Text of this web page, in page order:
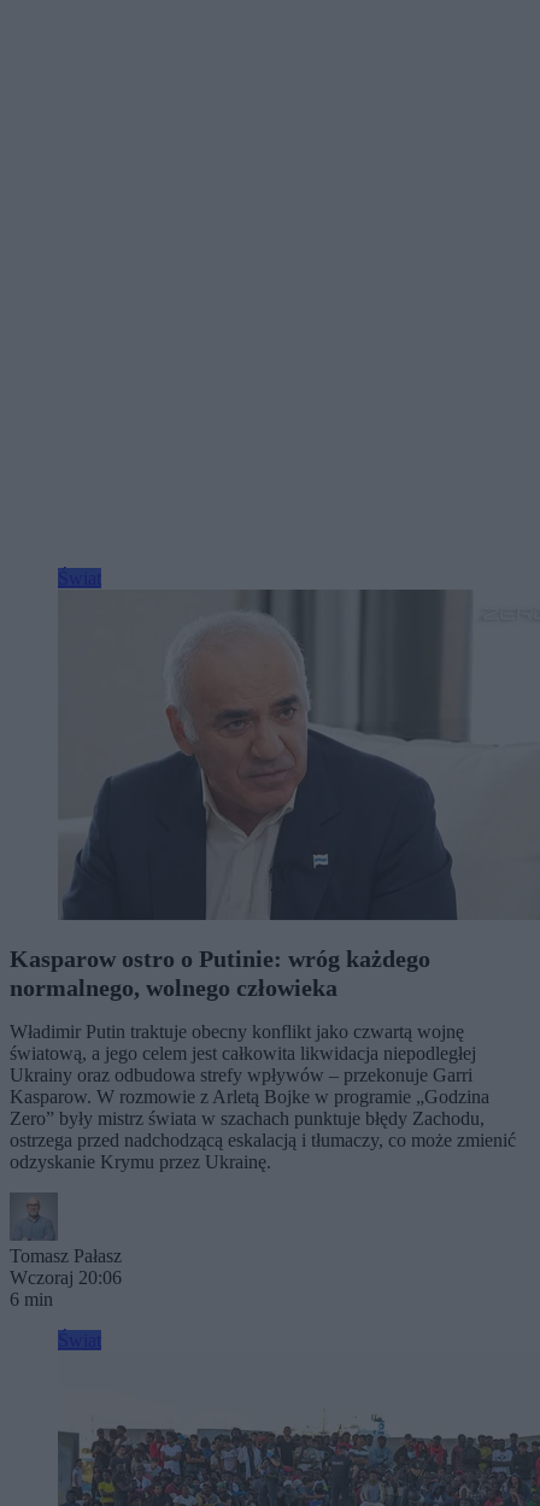
Kasparow ostro o Putinie: wróg każdego
normalnego, wolnego człowieka
Władimir Putin traktuje obecny konflikt jako czwartą wojnę
światową, a jego celem jest całkowita likwidacja niepodległej
Ukrainy oraz odbudowa strefy wpływów – przekonuje Garri
Kasparow. W rozmowie z Arletą Bojke w programie „Godzina
Zero” były mistrz świata w szachach punktuje błędy Zachodu,
ostrzega przed nadchodzącą eskalacją i tłumaczy, co może zmienić
odzyskanie Krymu przez Ukrainę.
Tomasz Pałasz
Wczoraj 20:06
6 min